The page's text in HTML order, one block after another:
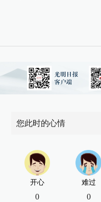
您此时的心情
开心
0
难过
0